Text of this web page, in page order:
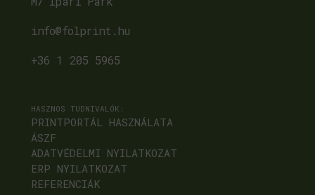
info@folprint.hu
+36 1 205 5965
HASZNOS TUDNIVALÓK:
PRINTPORTÁL HASZNÁLATA
ÁSZF
ADATVÉDELMI NYILATKOZAT
ERP NYILATKOZAT
REFERENCIÁK